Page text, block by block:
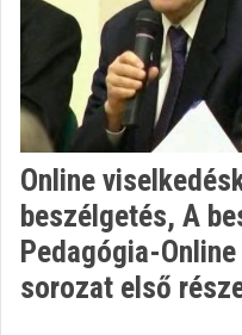
Kategóriák
Lejátszási listák
Intézmények
Közreműködők
Megjelenés:világos
Online
beszélgetés, A
Pedagógia-
sorozat első